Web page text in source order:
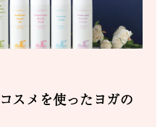
スメを使ったヨガの